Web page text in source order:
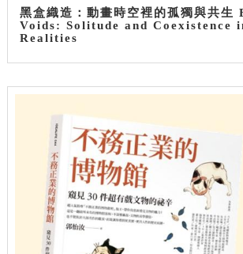
黑盒織造：動畫時空裡的孤獨與共生
Voids: Solitude and Coexistence
Realities